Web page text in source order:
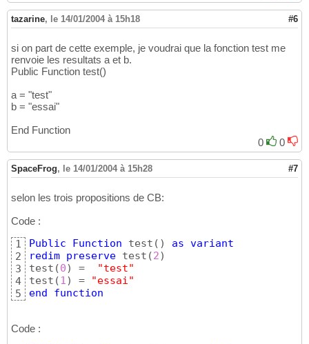
tazarine, le 14/01/2004 à 15h18 #6
si on part de cette exemple, je voudrai que la fonction test me
renvoie les resultats a et b.
Public Function test()
a = "test"
b = "essai"
End Function
0
0
SpaceFrog, le 14/01/2004 à 15h28 #7
selon les trois propositions de CB:
Code :
1
2
3
4
5
Public Function test ( ) as variant
redim preserve test (2)
test (0) =
"test"
test (1) =
"essai"
end
function
Code :